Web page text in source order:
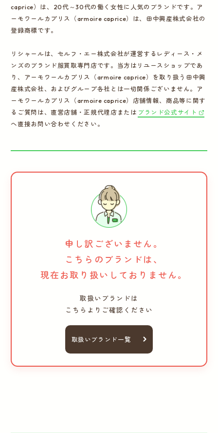
caprice）は、20代～30代の働く女性に人気のブランドです。ア
ーモワールカプリス（armoire caprice）は、田中興産株式会社の
登録商標です。
リシャールは、セルフ・エー株式会社が運営するレディース・メ
ンズのブランド服買取専門店です。当方はリユースショップであ
り、アーモワールカプリス（armoire caprice）を取り扱う田中興
産株式会社、およびグループ各社とは一切関係ございません。ア
ーモワールカプリス（armoire caprice）店舗情報、商品等に関す
るご質問は、直営店舗・正規代理店または ブランド公式サイト
へ直接お問い合わせください。
申し訳ございません。
こちらのブランドは、
現在お取り扱いしておりません。
取扱いブランドは
こちらよりご確認ください
取扱いブランド一覧